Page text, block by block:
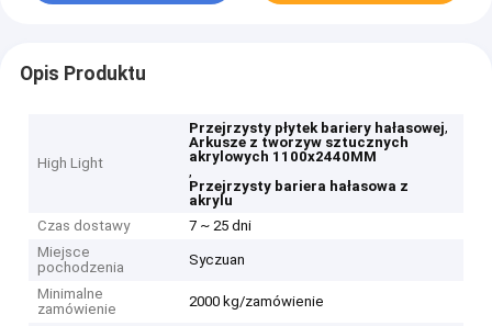
Opis Produktu
High Light
Przejrzysty płytek bariery hałasowej,
Arkusze z tworzyw sztucznych
akrylowych 1100x2440MM
,
Przejrzysty bariera hałasowa z
akrylu
Czas dostawy
7 ~ 25 dni
Miejsce
pochodzenia
Syczuan
Minimalne
zamówienie
2000 kg/zamówienie